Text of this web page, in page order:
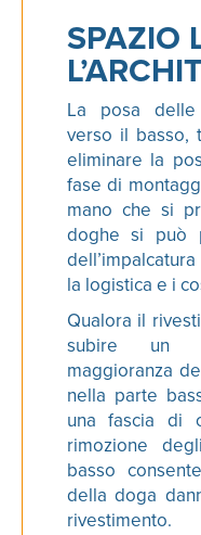
SPAZIO
La posa delle
verso il basso,
eliminare la
fase di
mano che si
doghe si può
la logistica e i
Qualora il
subire un
maggioranza
nella parte
una fascia di
rimozione
basso
della doga
rivestimento.